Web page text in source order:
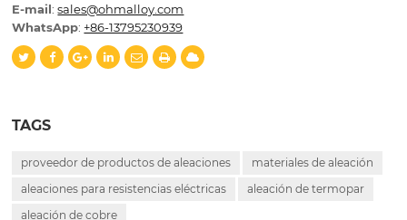
E-mail:sales@ohmalloy.com
WhatsApp: +86-13795230939
TAGS
proveedor de productos de aleaciones
materiales de aleación
aleaciones para resistencias eléctricas
aleación de termopar
aleación de cobre